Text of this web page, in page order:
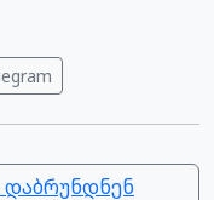
დაბრუნდნენ